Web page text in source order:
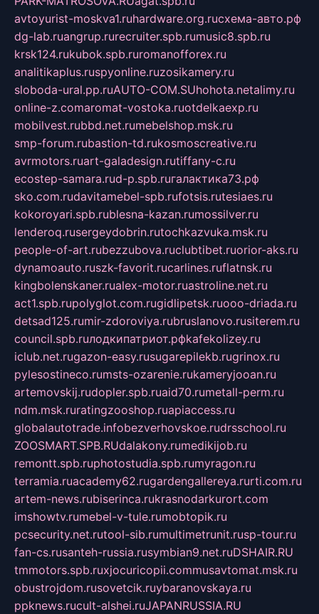
avtoyurist-moskva1.ruhardware.org.ruсхема-авто.рф
dg-lab.ruangrup.rurecruiter.spb.rumusic8.spb.ru
krsk124.rukubok.spb.ruromanofforex.ru
analitikaplus.ruspyonline.ruzosikamery.ru
sloboda-ural.pp.ruAUTO-COM.SUhohota.netalimy.ru
online-z.comaromat-vostoka.ruotdelkaexp.ru
mobilvest.rubbd.net.rumebelshop.msk.ru
smp-forum.rubastion-td.rukosmoscreative.ru
avrmotors.ruart-galadesign.rutiffany-c.ru
ecostep-samara.rud-p.spb.ruгалактика73.рф
sko.com.rudavitamebel-spb.rufotsis.rutesiaes.ru
kokoroyari.spb.rublesna-kazan.rumossilver.ru
lenderoq.rusergeydobrin.rutochkazvuka.msk.ru
people-of-art.rubezzubova.ruclubtibet.ruorior-aks.ru
dynamoauto.ruszk-favorit.rucarlines.ruflatnsk.ru
kingbolenskaner.rualex-motor.ruastroline.net.ru
act1.spb.rupolyglot.com.rugidlipetsk.ruooo-driada.ru
detsad125.rumir-zdoroviya.rubruslanovo.rusiterem.ru
council.spb.ruлодкипатриот.рфkafekolizey.ru
iclub.net.rugazon-easy.rusugarepilekb.rugrinox.ru
pylesostineco.rumsts-ozarenie.rukameryjooan.ru
artemovskij.rudopler.spb.ruaid70.rumetall-perm.ru
ndm.msk.ruratingzooshop.ruapiaccess.ru
globalautotrade.infobezverhovskoe.rudrsschool.ru
ZOOSMART.SPB.RUdalakony.rumedikijob.ru
remontt.spb.ruphotostudia.spb.rumyragon.ru
terramia.ruacademy62.rugardengallereya.rurti.com.ru
artem-news.rubiserinca.rukrasnodarkurort.com
imshowtv.rumebel-v-tule.rumobtopik.ru
pcsecurity.net.rutool-sib.rumultimetrunit.rusp-tour.ru
fan-cs.rusanteh-russia.rusymbian9.net.ruDSHAIR.RU
tmmotors.spb.ruxjocuricopii.commusavtomat.msk.ru
obustrojdom.rusovetcik.ruybaranovskaya.ru
ppknews.rucult-alshei.ruJAPANRUSSIA.RU